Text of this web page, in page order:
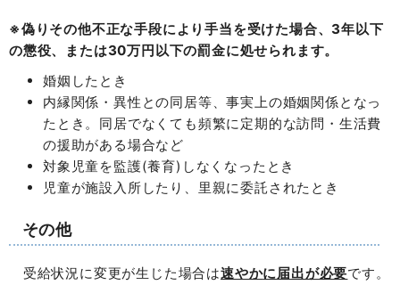
※偽りその他不正な手段により手当を受けた場合、3年以下
の懲役、または30万円以下の罰金に処せられます。
婚姻したとき
内縁関係・異性との同居等、事実上の婚姻関係となっ
たとき。同居でなくても頻繁に定期的な訪問・生活費
の援助がある場合など
対象児童を監護(養育)しなくなったとき
児童が施設入所したり、里親に委託されたとき
その他
受給状況に変更が生じた場合は速やかに届出が必要です。